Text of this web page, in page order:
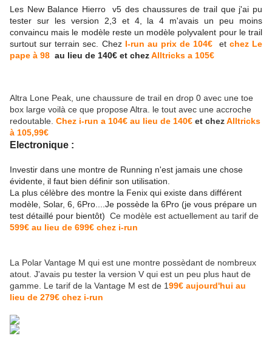
Les New Balance Hierro v5 des chaussures de trail que j'ai pu
tester sur les version 2,3 et 4, la 4 m'avais un peu moins
convaincu mais le modèle reste un modèle polyvalent pour le trail
surtout sur terrain sec. Chez I-run au prix de 104€ et chez Le
pape à 98 au lieu de 140€ et chezAlltricks a 105€
Altra Lone Peak, une chaussure de trail en drop 0 avec une toe
box large voilà ce que propose Altra. le tout avec une accroche
redoutable. Chez i-run a 104€ au lieu de 140€ et chezAlltricks
à 105,99€
Electronique :
Investir dans une montre de Running n'est jamais une chose
évidente, il faut bien définir son utilisation.
La plus célèbre des montre la Fenix qui existe dans différent
modèle, Solar, 6, 6Pro....Je possède la 6Pro (je vous prépare un
test détaillé pour bientôt) Ce modèle est actuellement au tarif de
599€ au lieu de 699€ chez i-run
La Polar Vantage M qui est une montre possèdant de nombreux
atout. J'avais pu tester la version V qui est un peu plus haut de
gamme. Le tarif de la Vantage M est de 199€ aujourd'hui au
lieu de 279€ chez i-run